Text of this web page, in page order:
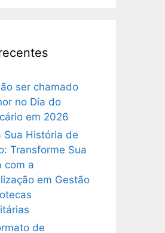
ser chamado
no Dia do
em 2026
Sua História de
Transforme Sua
com a
em Gestão
de